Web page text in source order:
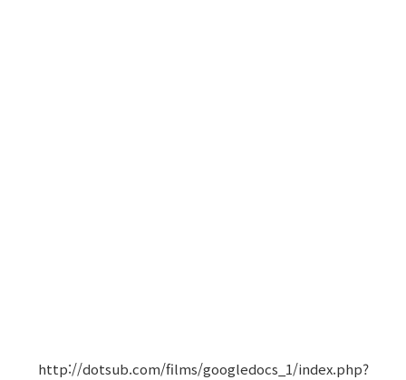
http://dotsub.com/films/googledocs_1/index.php?